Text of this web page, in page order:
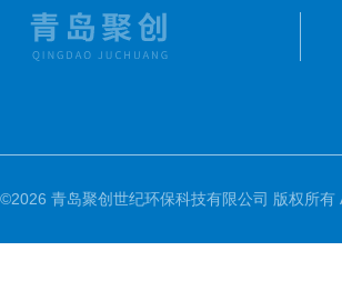
©2026 青岛聚创世纪环保科技有限公司 版权所有